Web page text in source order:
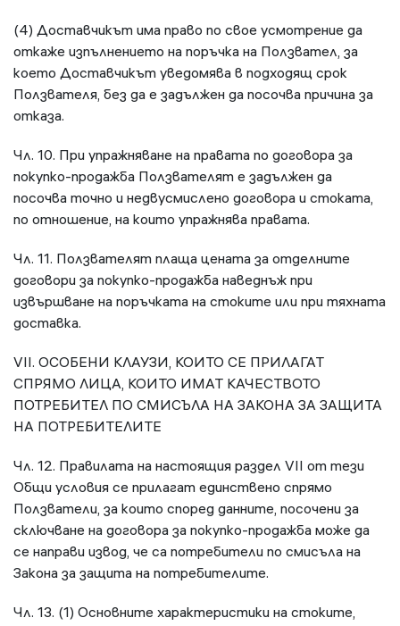
(4) Доставчикът има право по свое усмотрение да
откаже изпълнението на поръчка на Ползвател, за
което Доставчикът уведомява в подходящ срок
Ползвателя, без да е задължен да посочва причина за
отказа.
Чл. 10. При упражняване на правата по договора за
покупко-продажба Ползвателят е задължен да
посочва точно и недвусмислено договора и стоката,
по отношение, на които упражнява правата.
Чл. 11. Ползвателят плаща цената за отделните
договори за покупко-продажба наведнъж при
извършване на поръчката на стоките или при тяхната
доставка.
VII. ОСОБЕНИ КЛАУЗИ, КОИТО СЕ ПРИЛАГАТ
СПРЯМО ЛИЦА, КОИТО ИМАТ КАЧЕСТВОТО
ПОТРЕБИТЕЛ ПО СМИСЪЛА НА ЗАКОНА ЗА ЗАЩИТА
НА ПОТРЕБИТЕЛИТЕ
Чл. 12. Правилата на настоящия раздел VII от тези
Общи условия се прилагат единствено спрямо
Ползватели, за които според данните, посочени за
сключване на договора за покупко-продажба може да
се направи извод, че са потребители по смисъла на
Закона за защита на потребителите.
Чл. 13. (1) Основните характеристики на стоките,